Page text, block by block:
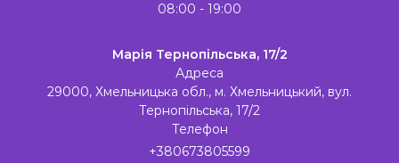
08:00 - 19:00
Марія Тернопільська, 17/2
Адреса
29000, Хмельницька обл., м. Хмельницький, вул.
Тернопільська, 17/2
Телефон
+380673805599